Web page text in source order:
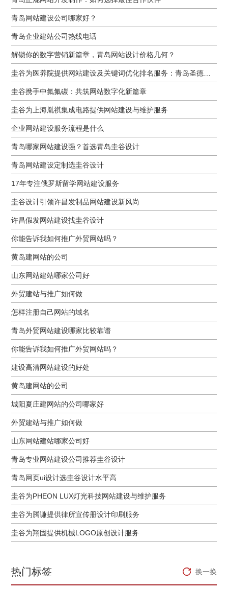
青岛网站建设公司哪家好？
青岛企业建站公司热线电话
解锁你的数字营销新篇章，青岛网站设计价格几何？
圭谷携手中氟氟碳：共筑网站数字化新篇章
圭谷为上海胤祺集成电路提供网站建设与维护服务
企业网站建设服务流程是什么
青岛哪家网站建设强？首选青岛圭谷设计
青岛网站建设定制选圭谷设计
17年专注俄罗斯留学网站建设服务
圭谷设计引领许昌发制品网站建设新风尚
许昌假发网站建设找圭谷设计
你能告诉我如何推广外贸网站吗？
黄岛建网站的公司
山东网站建站哪家公司好
外贸建站与推广如何做
怎样注册自己网站的域名
青岛外贸网站建设哪家比较靠谱
你能告诉我如何推广外贸网站吗？
建设高清网站建设的好处
黄岛建网站的公司
城阳夏庄建网站的公司哪家好
外贸建站与推广如何做
山东网站建站哪家公司好
青岛专业网站建设公司推荐圭谷设计
青岛网页ui设计选圭谷设计水平高
圭谷为PHEON LUX灯光科技网站建设与维护服务
圭谷为腾谦提供律所宣传册设计印刷服务
圭谷为翔固提供机械LOGO原创设计服务
热门标签 换一换